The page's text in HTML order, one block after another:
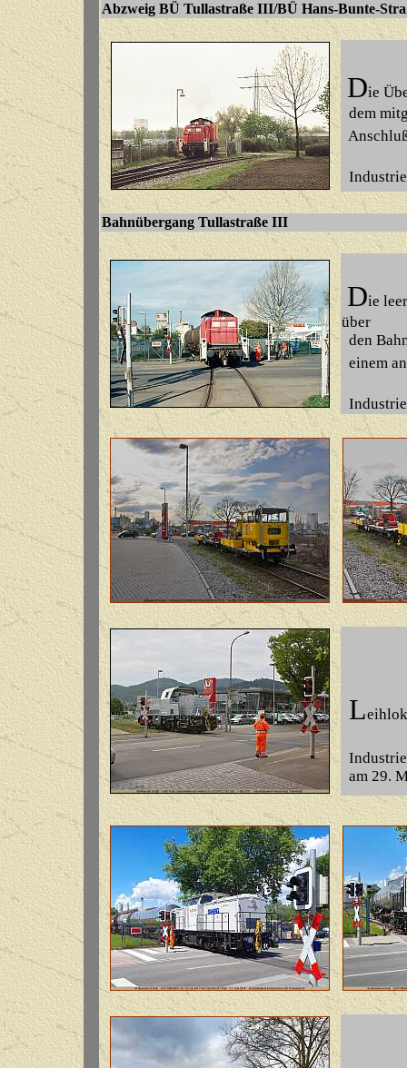
Abzweig BÜ Tullastraße III/BÜ Hans-Bunte-
Die
dem
Bahnübergang
Die
über
den
einem
L
am 29.